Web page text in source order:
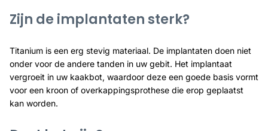
Zijn de implantaten sterk?
Titanium is een erg stevig materiaal. De implantaten doen niet
onder voor de andere tanden in uw gebit. Het implantaat
vergroeit in uw kaakbot, waardoor deze een goede basis vormt
voor een kroon of overkappingsprothese die erop geplaatst
kan worden.